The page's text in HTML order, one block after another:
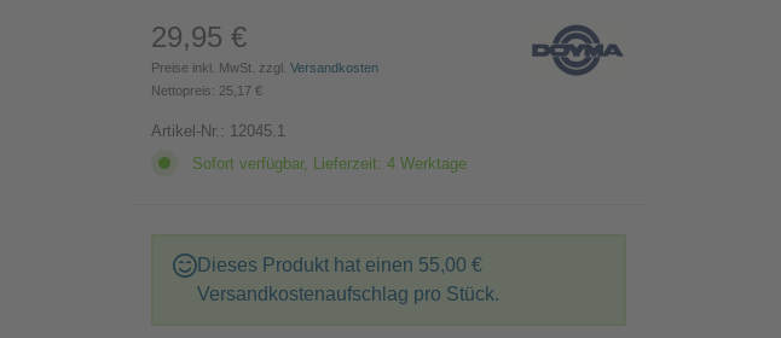
Regulärer Preis:
29,95 €
Preise inkl. MwSt. zzgl.Versandkosten
Nettopreis: 25,17 €
Artikel-Nr.: 12045.1
Sofort verfügbar, Lieferzeit: 4 Werktage
Dieses Produkt hat einen 55,00 €
Versandkostenaufschlag pro Stück.